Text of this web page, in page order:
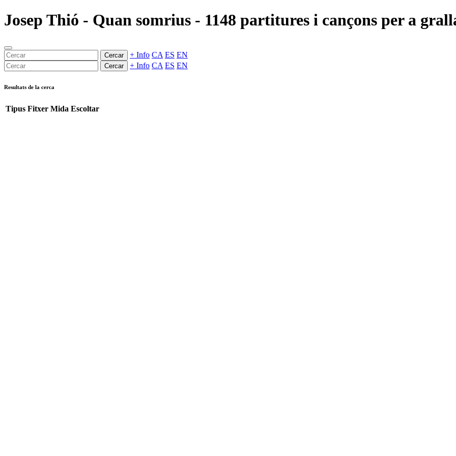
Josep Thió - Quan somrius - 1148 partitures i cançons per a
Cercar + Info CA ES EN
Cercar + Info CA ES EN
Resultats de la cerca
Tipus Fitxer Mida Escoltar